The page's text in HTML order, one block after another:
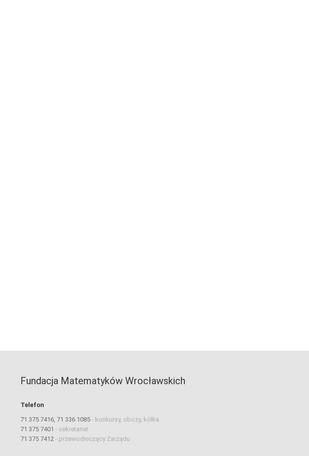
Fundacja Matematyków Wrocławskich
Telefon
71 375 7416, 71 336 1085 - konkursy, obozy, kółka
71 375 7401 - sekretariat
71 375 7412 - przewodniczący Zarządu